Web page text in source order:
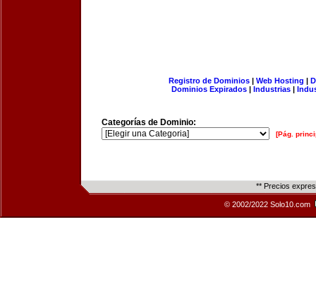
Registro de Dominios| Web Hosting |
Dominios Expirados | Industrias |
Categorías de Dominio:
[Pág.
** Precios
© 2002/2022 Solo10.com